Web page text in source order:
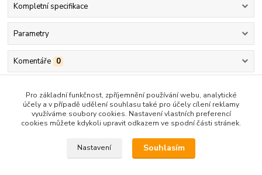
Kompletní specifikace
Parametry
Komentáře 0
Kompletní specifikace
Lyže Sporten Apolo Green 15/16
Pro základní funkčnost, zpříjemnění používání webu, analytické
účely a v případě udělení souhlasu také pro účely cílení reklamy
využíváme soubory cookies. Nastavení vlastních preferencí
cookies můžete kdykoli upravit odkazem ve spodní části stránek.
Nastavení Souhlasím